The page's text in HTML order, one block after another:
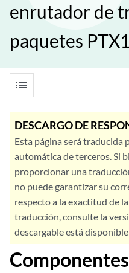
enrutador de
paquetes
list
DESCARGO DE
Esta página será
automática de terceros. Si
proporcionar una
no puede garantizar su
respecto a la exactitud de
traducción, consulte la
descargable está